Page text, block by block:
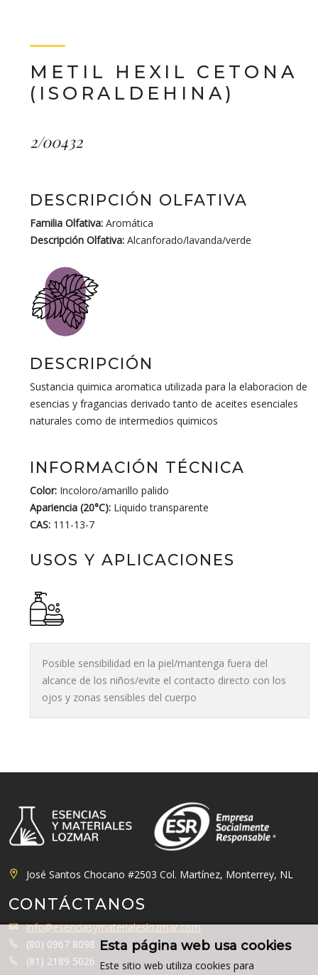
Esta página web usa cookies
Este sitio web utiliza cookies para
METIL HEXIL CETONA
(ISORALDEHINA)
2/00432
DESCRIPCIÓN OLFATIVA
Familia Olfativa: Aromática
Descripción Olfativa: Alcanforado/lavanda/verde
DESCRIPCIÓN
Sustancia quimica aromatica utilizada para la elaboracion de
esencias y fragancias derivado tanto de aceites esenciales
naturales como de intermedios quimicos
INFORMACIÓN TÉCNICA
Color: Incoloro/amarillo palido
Apariencia (20°C): Liquido transparente
CAS: 111-13-7
USOS Y APLICACIONES
Posible sensibilidad en la piel/mantenga fuera del
alcance de los niños/evite el contacto directo con los
ojos y zonas sensibles del cuerpo
José Santos Chocano #2503 Col. Martínez, Monterrey, NL
CONTÁCTANOS
info@esenciasymaterialeslozmar.com
(80) 0967 8098
(81) 2189 5026